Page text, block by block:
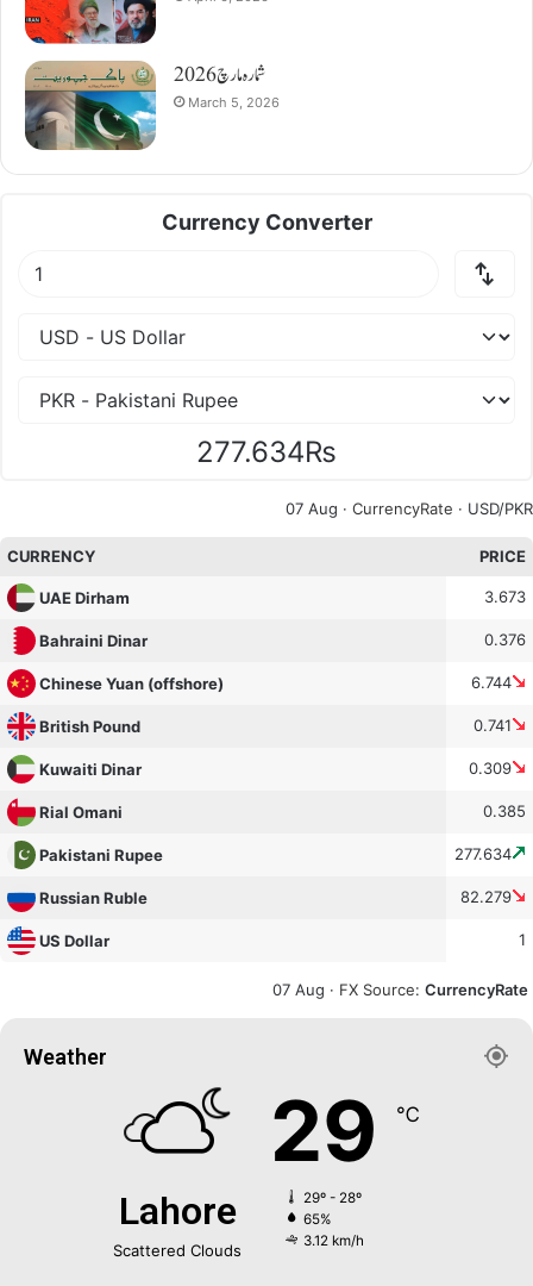
شمارہ مارچ 2026
March 5, 2026
Currency Converter
277.634₨
07 Aug · CurrencyRate · USD/PKR
CURRENCY PRICE
UAE Dirham 3.673
Bahraini Dinar 0.376
Chinese Yuan (offshore) 6.744
British Pound 0.741
Kuwaiti Dinar 0.309
Rial Omani 0.385
Pakistani Rupee 277.634
Russian Ruble 82.279
US Dollar 1
07 Aug · FX Source: CurrencyRate
Weather
Lahore
Scattered Clouds
29 ℃
29º - 28º
65%
3.12 km/h